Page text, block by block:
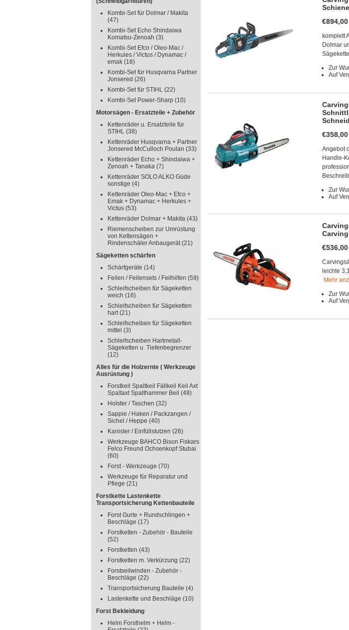
Kombi-Set für Dolmar / Makita
(47)
Kombi-Set Echo Shindaiwa
Komatsu-Zenoah (3)
Kombi-Set Efco / Oleo-Mac /
Herkules / Victus / Dynamac /
emak (18)
Kombi-Set für Husqvarna Partner
Jonsered (26)
Kombi-Set für STIHL (22)
Kombi-Set Power-Sharp (10)
Motorsägen - Ersatzteile + Zubehör
Kettenräder u. Ersatzteile für
STIHL (38)
Kettenräder Husqvarna + Partner
Jonsered McCulloch Poulan (33)
Kettenräder Echo + Shindaiwa +
Zenoah + Tanaka (7)
Kettenräder SOLO ALKO Güde
sonstige (4)
Kettenräder Oleo-Mac + Efco +
Emak + Dynamac + Herkules +
Victus (53)
Kettenräder Dolmar + Makita (43)
Riemenscheiben zur Umrüstung
von Kettensägen +
Rindenschäler Anbaugerät(21)
Sägeketten schärfen
Schärfgeräte (14)
Feilen / Feilensets / Feilhilfen (59)
Schleifscheiben für Sägeketten
weich (16)
Schleifscheiben für Sägeketten
hart(21)
Schleifscheiben für Sägeketten
mittel (3)
Schleifscheiben Hartmetall-
Sägeketten u. Tiefenbegrenzer
(12)
Alles für die Holzernte ( Werkzeuge
Ausrüstung )
Forstkeil Spaltkeil Fällkeil Keil Axt
Spaltaxt Spalthammer Beil (49)
Holster / Taschen (32)
Sappie / Haken / Packzangen /
Sichel / Heppe (40)
Kanister / Einfüllstutzen (26)
Werkzeuge BAHCO Bison Fiskars
Felco Freund Ochsenkopf Stubai
(60)
Forst - Werkzeuge (70)
Werkzeuge für Reparatur und
Pflege (21)
Forstkette Lastenkette
Transportsicherung Kettenbauteile
Forst Gurte + Rundschlingen +
Beschläge (17)
Forstketten - Zubehör - Bauteile
(52)
Forstketten (43)
Forstketten m. Verkürzung (22)
Forstseilwinden - Zubehör -
Beschläge (22)
Transportsicherung Bauteile (4)
Lastenkette und Beschläge (10)
Forst Bekleidung
Helm Forsthelm + Helm -
€894,00
komplett
Dolmar
Zur
Auf
€358,00
Angebot
Handle-
Zur
Auf
€536,00
leichte
Mehr
Zur
Auf